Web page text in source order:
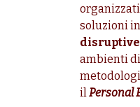
soluzioni
ambienti
ilPersonal